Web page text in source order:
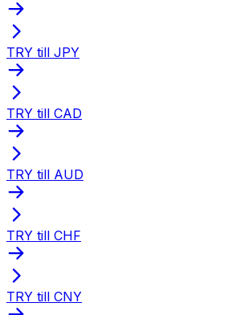
TRY till JPY
TRY till CAD
TRY till AUD
TRY till CHF
TRY till CNY